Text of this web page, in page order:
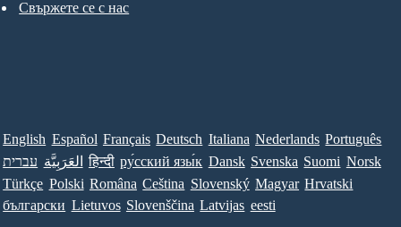
Свържете се с нас
English Español Français Deutsch Italiana Nederlands Português
עברית العَرَبِيَّة हिन्दी ру́сский язы́к Dansk Svenska Suomi Norsk
Türkçe Polski Româna Ceština Slovenský Magyar Hrvatski
български Lietuvos Slovenščina Latvijas eesti